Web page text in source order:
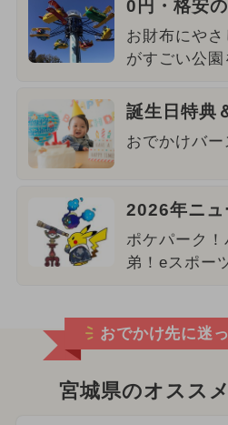
0円・格安
お財布にや
がすごい公園
誕生日特典
おでかけバ
2026年ニュ
ポケパーク
弟！eスポー
おでかけ先に迷
宮城県のオスス